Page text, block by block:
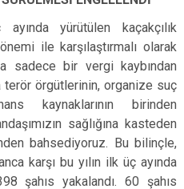
yürütülen kaçakçılık
ile karşılaştırmalı olarak
sadece bir vergi kaybından
terör örgütlerinin, organize suç
kaynaklarının birinden
sağlığına kasteden
bahsediyoruz. Bu bilinçle,
karşı bu yılın ilk üç ayında
şahıs yakalandı. 60 şahıs